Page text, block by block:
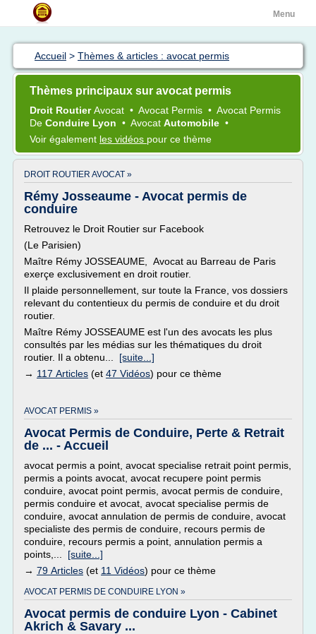
Menu
Accueil > Thèmes & articles : avocat permis
Thèmes principaux sur avocat permis
Droit RoutierAvocat • Avocat Permis • Avocat Permis
De Conduire Lyon • Avocat Automobile •
Voir également les vidéos pour ce thème
DROIT ROUTIER AVOCAT »
Rémy Josseaume - Avocat permis de
conduire
Retrouvez le Droit Routier sur Facebook
(Le Parisien)
Maître Rémy JOSSEAUME, Avocat au Barreau de Paris
exerçe exclusivement en droit routier.
Il plaide personnellement, sur toute la France, vos dossiers
relevant du contentieux du permis de conduire et du droit
routier.
Maître Rémy JOSSEAUME est l'un des avocats les plus
consultés par les médias sur les thématiques du droit
routier. Il a obtenu... [suite...]
→ 117 Articles (et 47 Vidéos) pour ce thème
AVOCAT PERMIS »
Avocat Permis de Conduire, Perte & Retrait
de ... - Accueil
avocat permis a point, avocat specialise retrait point permis,
permis a points avocat, avocat recupere point permis
conduire, avocat point permis, avocat permis de conduire,
permis conduire et avocat, avocat specialise permis de
conduire, avocat annulation de permis de conduire, avocat
specialiste des permis de conduire, recours permis de
conduire, recours permis a point, annulation permis a
points,... [suite...]
→ 79 Articles (et 11 Vidéos) pour ce thème
AVOCAT PERMIS DE CONDUIRE LYON »
Avocat permis de conduire Lyon - Cabinet
Akrich & Savary ...